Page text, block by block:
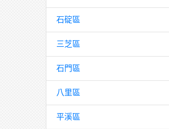
石碇區
三芝區
石門區
八里區
平溪區